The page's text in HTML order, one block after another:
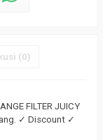
(0)
FILTER JUICY
✓ Discount ✓